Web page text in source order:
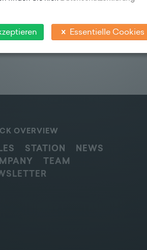
OVERVIEW
STATION
NEWS
TEAM
Essentielle Cookies